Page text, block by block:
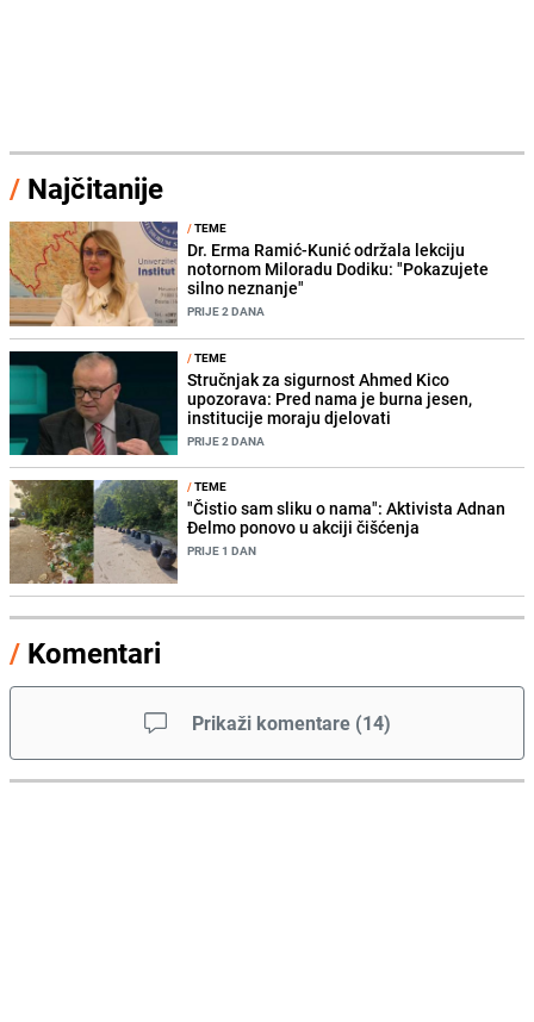
/ Najčitanije
/TEME
Dr. Erma Ramić-Kunić održala lekciju
notornom Miloradu Dodiku: "Pokazujete
silno neznanje"
PRIJE 2 DANA
/TEME
Stručnjak za sigurnost Ahmed Kico
upozorava: Pred nama je burna jesen,
institucije moraju djelovati
PRIJE 2 DANA
/TEME
"Čistio sam sliku o nama": Aktivista Adnan
Đelmo ponovo u akciji čišćenja
PRIJE 1 DAN
/ Komentari
Prikaži komentare (14)